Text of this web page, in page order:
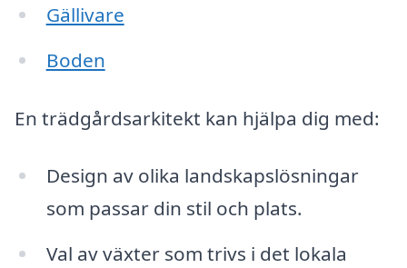
Gällivare
Boden
En trädgårdsarkitekt kan hjälpa dig med:
Design av olika landskapslösningar
som passar din stil och plats.
Val av växter som trivs i det lokala